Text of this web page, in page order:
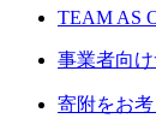
TEAM AS
事業者向
寄附をお